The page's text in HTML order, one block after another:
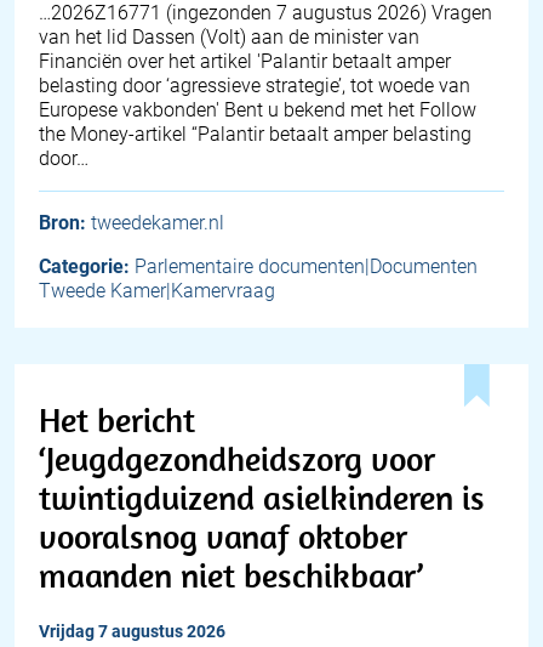
… 2026Z16771 (ingezonden 7 augustus 2026) Vragen
van het lid Dassen (Volt) aan de minister van
Financiën over het artikel 'Palantir betaalt amper
belasting door ‘agressieve strategie’, tot woede van
Europese vakbonden' Bent u bekend met het Follow
the Money-artikel “Palantir betaalt amper belasting
door…
Bron: tweedekamer.nl
Categorie: Parlementaire documenten|Documenten
Tweede Kamer|Kamervraag
Het bericht
‘Jeugdgezondheidszorg voor
twintigduizend asielkinderen is
vooralsnog vanaf oktober
maanden niet beschikbaar’
vrijdag 7 augustus 2026